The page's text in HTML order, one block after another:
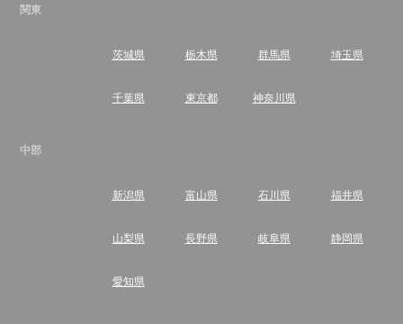
関東
茨城県 栃木県 群馬県 埼玉県
千葉県 東京都 神奈川県
中部
新潟県 富山県 石川県 福井県
山梨県 長野県 岐阜県 静岡県
愛知県